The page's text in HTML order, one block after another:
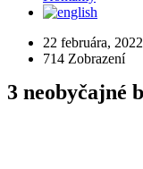
22 februára, 2022
714 Zobrazení
3 neobyčajné